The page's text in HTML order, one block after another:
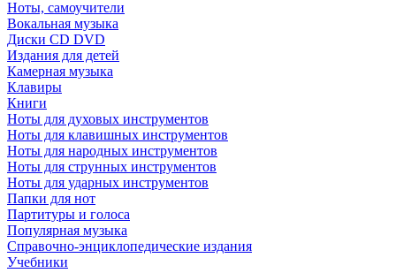
Ноты, самоучители
Вокальная музыка
Диски CD DVD
Издания для детей
Камерная музыка
Клавиры
Книги
Ноты для духовых инструментов
Ноты для клавишных инструментов
Ноты для народных инструментов
Ноты для струнных инструментов
Ноты для ударных инструментов
Папки для нот
Партитуры и голоса
Популярная музыка
Справочно-энциклопедические издания
Учебники